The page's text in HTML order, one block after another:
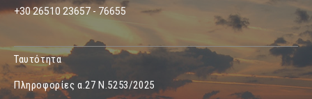
+30 26510 23657 - 76655
Ταυτότητα
Πληροφορίες α.27 Ν.5253/2025